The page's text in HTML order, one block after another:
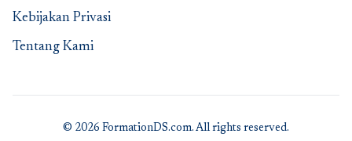
Kebijakan Privasi
Tentang Kami
© 2026 FormationDS.com. All rights reserved.